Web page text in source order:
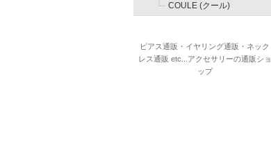
COULE (クール)
ピアス通販・イヤリング通販・ネック
レス通販 etc...アクセサリーの通販ショ
ップ